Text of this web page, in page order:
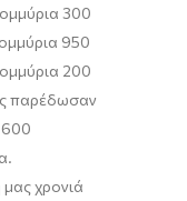
300
950
200
παρέδωσαν
600
χρονιά